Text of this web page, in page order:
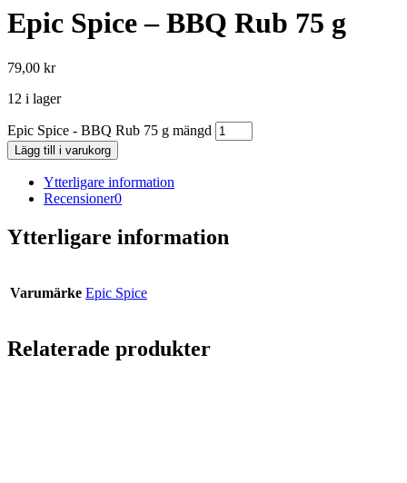
Epic Spice – BBQ Rub 75 g
79,00 kr
12 i lager
Epic Spice - BBQ Rub 75 g mängd
Lägg till i varukorg
Ytterligare information
Recensioner0
Ytterligare information
Varumärke Epic Spice
Relaterade produkter